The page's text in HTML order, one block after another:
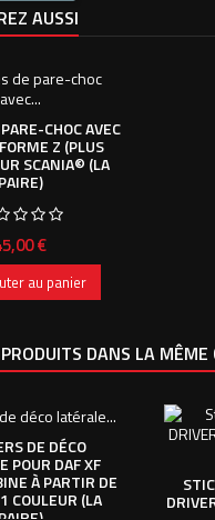
AUSSI
CHOC AVEC
Z (PLUS
SCANIA© (LA
PAIRE)
€
au panier
DANS LA MÊME
DE DÉCO
POUR DAF XF
À PARTIR DE
COULEUR (LA